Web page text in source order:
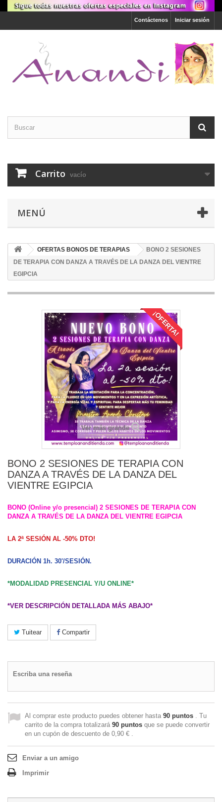
Iniciar sesión
Contáctenos
Carrito vacío
MENÚ
OFERTAS BONOS DE TERAPIAS
BONO 2 SESIONES
DE TERAPIA CON DANZA A TRAVÉS DE LA DANZA DEL VIENTRE
EGIPCIA
¡OFERTA!
Ver más grande
BONO 2 SESIONES DE TERAPIA CON
DANZA A TRAVÉS DE LA DANZA DEL
VIENTRE EGIPCIA
BONO (Online y/o presencial) 2 SESIONES DE TERAPIA CON
DANZA A TRAVÉS DE LA DANZA DEL VIENTRE EGIPCIA
LA 2ª SESIÓN AL -50% DTO!
DURACIÓN 1h. 30'/SESIÓN.
*MODALIDAD PRESENCIAL Y/U ONLINE*
*VER DESCRIPCIÓN DETALLADA MÁS ABAJO*
Tuitear Compartir
Escriba una reseña
Al comprar este producto puedes obtener hasta 90 puntos . Tu
carrito de la compra totalizará 90 puntos que se puede convertir
en un cupón de descuento de 0,90 € .
Enviar a un amigo
Imprimir